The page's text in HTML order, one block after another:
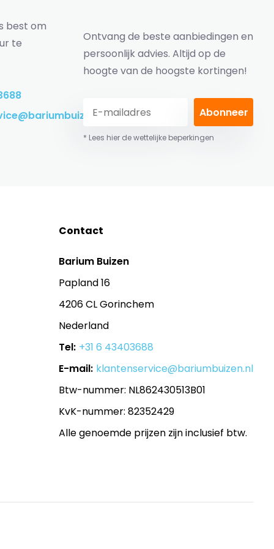
best om
te
Ontvang de beste aanbiedingen en
persoonlijk advies. Altijd op de
hoogte van de hoogste kortingen!
Abonneer
* Lees hier de wettelijke beperkingen
Contact
Barium Buizen
Papland 16
4206 CL Gorinchem
Nederland
Tel: +31 6 43403688
E-mail: klantenservice@bariumbuizen.nl
Btw-nummer: NL862430513B01
KvK-nummer: 82352429
Alle genoemde prijzen zijn inclusief btw.